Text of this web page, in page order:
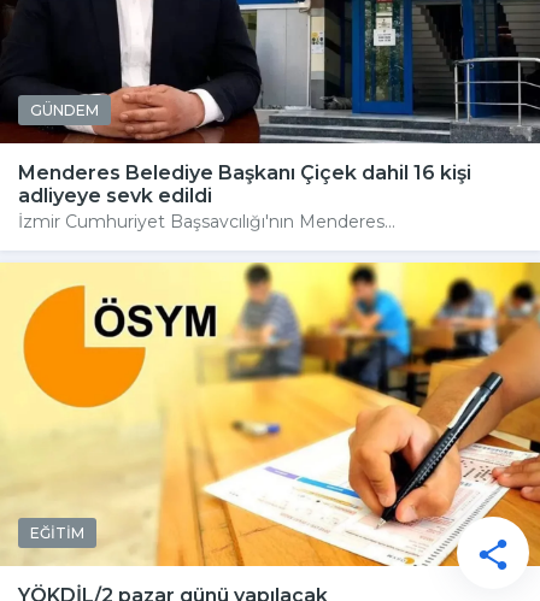
GÜNDEM
Menderes Belediye Başkanı Çiçek dahil 16 kişi
adliyeye sevk edildi
İzmir Cumhuriyet Başsavcılığı'nın Menderes...
EĞİTİM
YÖKDİL/2 pazar günü yapılacak